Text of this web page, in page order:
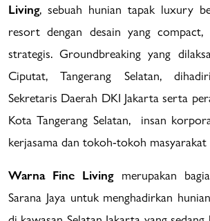
Living, sebuah hunian tapak luxury
resort dengan desain yang
strategis. Groundbreaking yang
Ciputat, Tangerang Selatan,
Sekretaris Daerah DKI Jakarta serta
Kota Tangerang Selatan, insan
kerjasama dan tokoh-tokoh masyarakat
Warna Fine Livingmerupakan
Sarana Jaya untuk menghadirkan